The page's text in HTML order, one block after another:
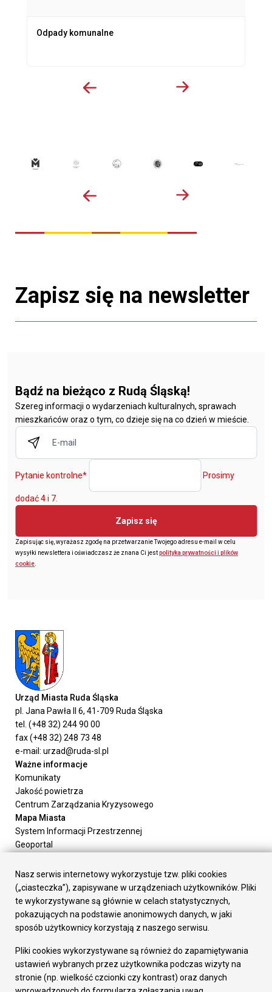
Odpady komunalne
Zapisz się na newsletter
Bądź na bieżąco z Rudą Śląską!
Szereg informacji o wydarzeniach kulturalnych, sprawach
mieszkańców oraz o tym, co dzieje się na co dzień w mieście.
Pytanie kontrolne* Prosimy
dodać 4 i 7.
Zapisz się
Zapisując się, wyrażasz zgodę na przetwarzanie Twojego adresu e-mail w celu
wysyłki newslettera i oświadczasz że znana Ci jestpolityka prywatności i plików
cookie
Urząd Miasta Ruda Śląska
pl. Jana Pawła II 6, 41-709 Ruda Śląska
tel. (+48 32) 244 90 00
fax (+48 32) 248 73 48
e-mail: urzad@ruda-sl.pl
Ważne informacje
Komunikaty
Jakość powietrza
Centrum Zarządzania Kryzysowego
Mapa Miasta
System Informacji Przestrzennej
Geoportal
Załatw sprawę
Prezydent Miasta
Rada Miasta
Wydziały
Elektroniczna Skrzynka Podawcza
Gospodarka
Fundusze europejskie
Środki krajowe
Nasz serwis internetowy wykorzystuje tzw. pliki cookies
(„ciasteczka”), zapisywane w urządzeniach użytkowników. Pliki
te wykorzystywane są głównie w celach statystycznych,
pokazujących na podstawie anonimowych danych, w jaki
sposób użytkownicy korzystają z naszego serwisu.
Pliki cookies wykorzystywane są również do zapamiętywania
ustawień wybranych przez użytkownika podczas wizyty na
stronie (np. wielkość czcionki czy kontrast) oraz danych